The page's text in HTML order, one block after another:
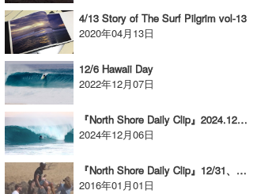
4/13 Story of The Surf Pilgrim vol-13
2020年04月13日
12/6 Hawaii Day
2022年12月07日
『North Shore Daily Clip』2024.12.4 @ OTW
2024年12月06日
『North Shore Daily Clip』12/31、ハレイワインターナショナルオープン/マスターズ・優勝したジャックジョンソンの映像
2016年01月01日
Soulman
VAGY
waka☆=
YUKI☆
たっちー
ハンマー